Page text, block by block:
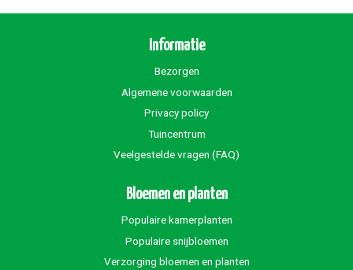
Informatie
Bezorgen
Algemene voorwaarden
Privacy policy
Tuincentrum
Veelgestelde vragen (FAQ)
Bloemen en planten
Populaire kamerplanten
Populaire snijbloemen
Verzorging bloemen en planten